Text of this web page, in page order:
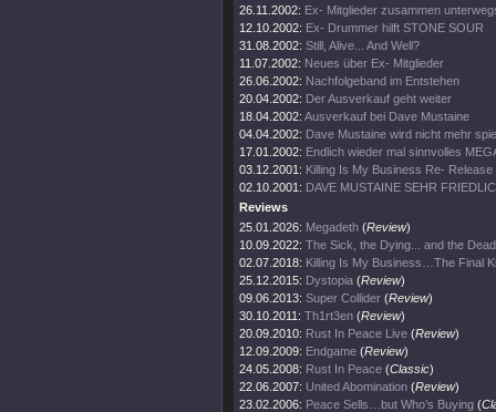
26.11.2002: Ex- Mitglieder zusammen
12.10.2002: Ex- Drummer hilft STONE SOUR
31.08.2002: Still, Alive... And Well?
11.07.2002: Neues über Ex- Mitglieder
26.06.2002: Nachfolgeband im Entstehen
20.04.2002: Der Ausverkauf geht weiter
18.04.2002: Ausverkauf bei Dave Mustaine
04.04.2002: Dave Mustaine wird nicht mehr
17.01.2002: Endlich wieder mal sinnvolles
03.12.2001: Killing Is My Business Re- Release
02.10.2001: DAVE MUSTAINE SEHR
Reviews
25.01.2026: Megadeth (Review)
10.09.2022: The Sick, the Dying... and the
02.07.2018: Killing Is My Business…The Final
25.12.2015: Dystopia (Review)
09.06.2013: Super Collider (Review)
30.10.2011: Th1rt3en (Review)
20.09.2010: Rust In Peace Live (Review)
12.09.2009: Endgame (Review)
24.05.2008: Rust In Peace (Classic)
22.06.2007: United Abomination (Review)
23.02.2006: Peace Sells…but Who’s Buying (